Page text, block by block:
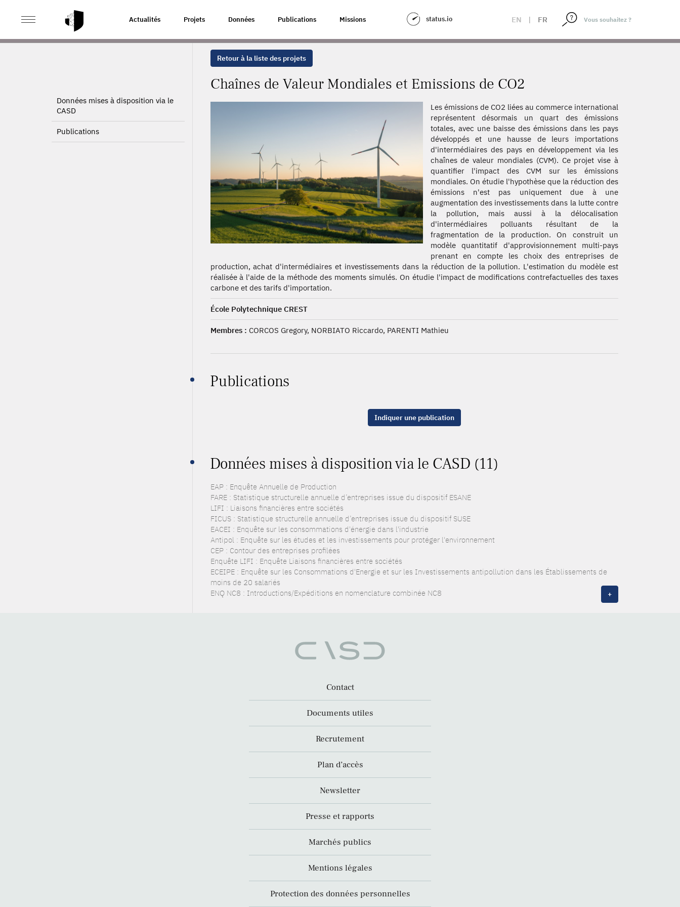
Actualités Projets Données Publications Missions status.io EN | FR
ACCUEIL CHAÎNES DE VALEUR MONDIALES ET EMISSIONS DE CO2
Données mises à disposition via le
CASD
Publications
Retour à la liste des projets
Chaînes de Valeur Mondiales et Emissions de CO2
Les émissions de CO2 liées au commerce international
représentent désormais un quart des émissions
totales, avec une baisse des émissions dans les pays
développés et une hausse de leurs importations
d'intermédiaires des pays en développement via les
chaînes de valeur mondiales (CVM). Ce projet vise à
quantifier l'impact des CVM sur les émissions
mondiales. On étudie l'hypothèse que la réduction des
émissions n'est pas uniquement due à une
augmentation des investissements dans la lutte contre
la pollution, mais aussi à la délocalisation
d'intermédiaires polluants résultant de la
fragmentation de la production. On construit un
modèle quantitatif d'approvisionnement multi-pays
prenant en compte les choix des entreprises de
production, achat d'intermédiaires et investissements dans la réduction de la pollution. L'estimation du modèle est
réalisée à l'aide de la méthode des moments simulés. On étudie l'impact de modifications contrefactuelles des taxes
carbone et des tarifs d'importation.
École Polytechnique CREST
Membres : CORCOS Gregory, NORBIATO Riccardo, PARENTI Mathieu
Publications
Indiquer une publication
Données mises à disposition via le CASD (11)
EAP : Enquête Annuelle de Production
FARE : Statistique structurelle annuelle d’entreprises issue du dispositif ESANE
LIFI : Liaisons financières entre sociétés
FICUS : Statistique structurelle annuelle d’entreprises issue du dispositif SUSE
EACEI : Enquête sur les consommations d'énergie dans l'industrie
Antipol : Enquête sur les études et les investissements pour protéger l'environnement
CEP : Contour des entreprises profilées
Enquête LIFI : Enquête Liaisons financières entre sociétés
ECEIPE : Enquête sur les Consommations d'Energie et sur les Investissements antipollution dans les Établissements de
moins de 20 salariés
ENQ NC8 : Introductions/Expéditions en nomenclature combinée NC8
+
Contact
Documents utiles
Recrutement
Plan d’accès
Newsletter
Presse et rapports
Marchés publics
Mentions légales
Protection des données personnelles